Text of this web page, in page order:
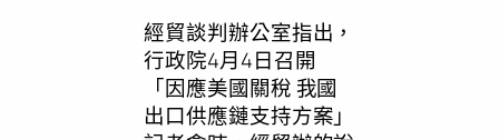
經貿談判辦公室指出，
行政院4月4日召開
「因應美國關稅 我國
出口供應鏈支持方案」